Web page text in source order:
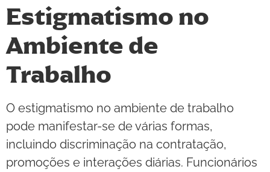
Estigmatismo no
Ambiente de
Trabalho
O estigmatismo no ambiente de trabalho
pode manifestar-se de várias formas,
incluindo discriminação na contratação,
promoções e interações diárias. Funcionários